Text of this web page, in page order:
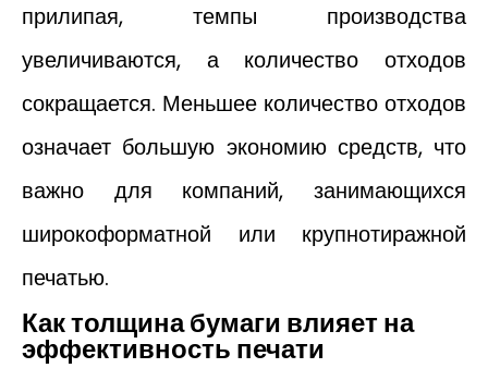
прилипая, темпы производства
увеличиваются, а количество отходов
сокращается. Меньшее количество отходов
означает большую экономию средств, что
важно для компаний, занимающихся
широкоформатной или крупнотиражной
печатью.
Как толщина бумаги влияет на
эффективность печати